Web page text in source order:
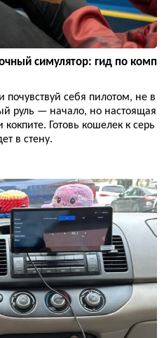
симулятор: гид по комп
себя пилотом, не в
руль — начало, но настоящая
Готовь кошелек к серь
в стену.